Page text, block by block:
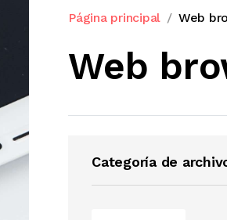
Página principal Web
Web
Categoría de